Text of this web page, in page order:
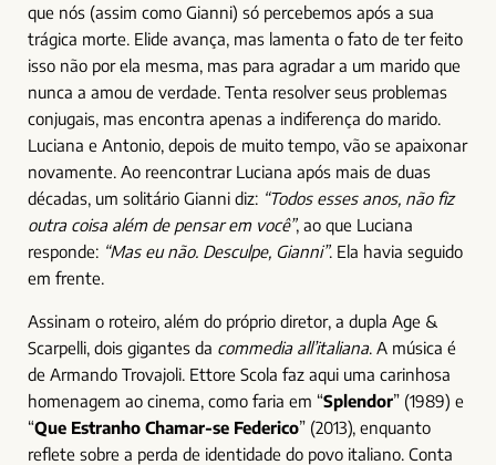
que nós (assim como Gianni) só percebemos após a sua
trágica morte. Elide avança, mas lamenta o fato de ter feito
isso não por ela mesma, mas para agradar a um marido que
nunca a amou de verdade. Tenta resolver seus problemas
conjugais, mas encontra apenas a indiferença do marido.
Luciana e Antonio, depois de muito tempo, vão se apaixonar
novamente. Ao reencontrar Luciana após mais de duas
décadas, um solitário Gianni diz: “Todos esses anos, não fiz
outra coisa além de pensar em você”, ao que Luciana
responde: “Mas eu não. Desculpe, Gianni”. Ela havia seguido
em frente.
Assinam o roteiro, além do próprio diretor, a dupla Age &
Scarpelli, dois gigantes da commedia all’italiana. A música é
de Armando Trovajoli. Ettore Scola faz aqui uma carinhosa
homenagem ao cinema, como faria em “Splendor” (1989) e
“Que Estranho Chamar-se Federico” (2013), enquanto
reflete sobre a perda de identidade do povo italiano. Conta